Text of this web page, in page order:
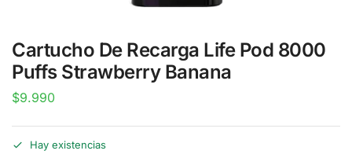
Cartucho De Recarga Life Pod 8000
Puffs Strawberry Banana
$9.990
Hay existencias